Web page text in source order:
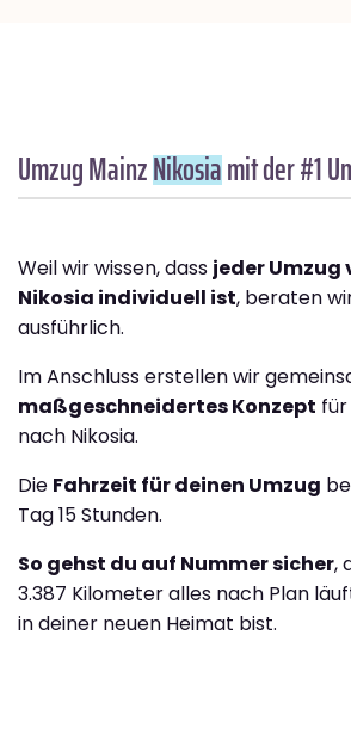
Umzug MainzNikosiamit der #1
Weil wir wissen, dass jeder Umzug
Nikosia individuell ist, beraten
ausführlich.
Im Anschluss erstellen wir
maßgeschneidertes Konzept
nach Nikosia.
Die Fahrzeit für deinen Umzug
Tag 15 Stunden.
So gehst du auf Nummer sicher,
3.387 Kilometer alles nach Plan
in deiner neuen Heimat bist.